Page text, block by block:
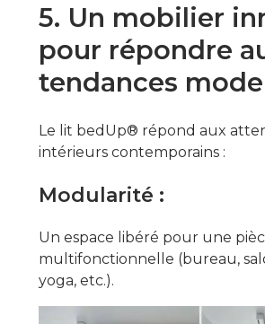
5. Un mobilier
pour répondre
tendances
Le lit bedUp® répond aux
intérieurs contemporains :
Modularité :
Un espace libéré pour une
multifonctionnelle (bureau,
yoga, etc.).